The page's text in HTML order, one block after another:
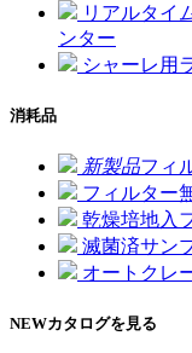
リアルタイ
ンター
シャーレ用
消耗品
新製品フィ
フィルター
乾燥培地入
滅菌済サン
オートクレ
NEWカタログを見る